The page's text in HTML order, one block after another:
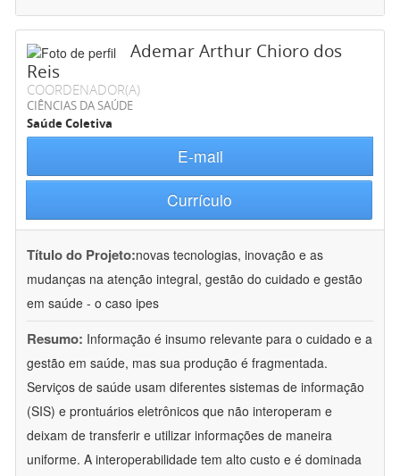
Ademar Arthur Chioro dos
Reis
COORDENADOR(A)
CIÊNCIAS DA SAÚDE
Saúde Coletiva
E-mail
Currículo
Título do Projeto:novas tecnologias, inovação e as
mudanças na atenção integral, gestão do cuidado e gestão
em saúde - o caso ipes
Resumo: Informação é insumo relevante para o cuidado e a
gestão em saúde, mas sua produção é fragmentada.
Serviços de saúde usam diferentes sistemas de informação
(SIS) e prontuários eletrônicos que não interoperam e
deixam de transferir e utilizar informações de maneira
uniforme. A interoperabilidade tem alto custo e é dominada